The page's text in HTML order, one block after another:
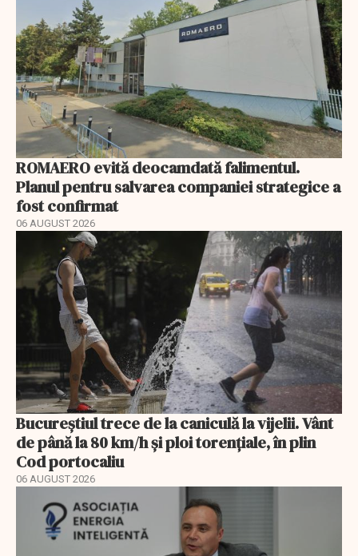
ROMAERO evită deocamdată falimentul.
Planul pentru salvarea companiei strategice a
fost confirmat
06 AUGUST 2026
Bucureștiul trece de la caniculă la vijelii. Vânt
de până la 80 km/h și ploi torențiale, în plin
Cod portocaliu
06 AUGUST 2026